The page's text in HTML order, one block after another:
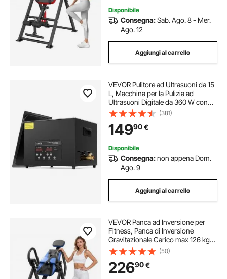
Disponibile
Consegna:Sab. Ago. 8 - Mer.
Ago. 12
Aggiungi al carrello
VEVOR Pulitore ad Ultrasuoni da 15
L, Macchina per la Pulizia ad
Ultrasuoni Digitale da 360 W con
Modalità Delicata, Pulitore ad
Ultrasuoni Industriale da 40 kHz
con Riscaldatore e Timer
(381)
14990€
Disponibile
Consegna:non appena Dom.
Ago. 9
Aggiungi al carrello
VEVOR Panca ad Inversione per
Fitness, Panca di Inversione
Gravitazionale Carico max 126 kg
Doppio Meccanismo di Bloccaggio
a Rulli, Attrezzi per Allenamento
Schiena Esercizio per Colonna
Vertebrale
(50)
22690€